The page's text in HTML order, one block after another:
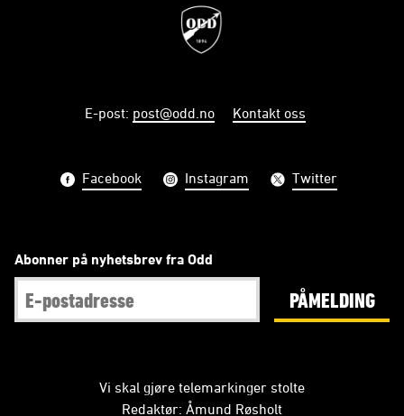
E-post: post@odd.no Kontakt oss
Facebook Instagram Twitter
Abonner på nyhetsbrev fra Odd
PÅMELDING
Vi skal gjøre telemarkinger stolte
Redaktør: Åmund Røsholt